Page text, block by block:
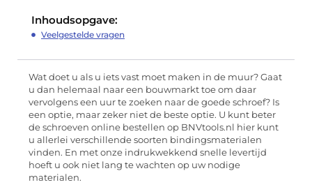
Inhoudsopgave:
Veelgestelde vragen
Wat doet u als u iets vast moet maken in de muur? Gaat
u dan helemaal naar een bouwmarkt toe om daar
vervolgens een uur te zoeken naar de goede schroef? Is
een optie, maar zeker niet de beste optie. U kunt beter
de schroeven online bestellen op BNVtools.nl hier kunt
u allerlei verschillende soorten bindingsmaterialen
vinden. En met onze indrukwekkend snelle levertijd
hoeft u ook niet lang te wachten op uw nodige
materialen.